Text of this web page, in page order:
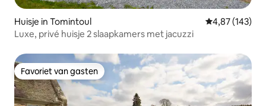
Huisje in Tomintoul Gemiddelde
4,87 (143)
Luxe, privé huisje 2 slaapkamers met jacuzzi
Favoriet van gasten
Favoriet van gasten